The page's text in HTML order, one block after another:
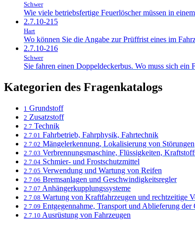
Schwer
Wie viele betriebsfertige Feuerlöscher müssen in
2.7.10-215
Hart
Wo können Sie die Angabe zur Prüffrist eines im
2.7.10-216
Schwer
Sie fahren einen Doppeldeckerbus. Wo muss sich ein
Kategorien des Fragenkatalogs
1 Grundstoff
2 Zusatzstoff
2.7 Technik
2.7.01 Fahrbetrieb, Fahrphysik, Fahrtechnik
2.7.02 Mängelerkennung, Lokalisierung von Störungen
2.7.03 Verbrennungsmaschine, Flüssigkeiten,
2.7.04 Schmier- und Frostschutzmittel
2.7.05 Verwendung und Wartung von Reifen
2.7.06 Bremsanlagen und Geschwindigkeitsregler
2.7.07 Anhängerkupplungssysteme
2.7.08 Wartung von Kraftfahrzeugen und rechtzeitige
2.7.09 Entgegennahme, Transport und Ablieferung der
2.7.10 Ausrüstung von Fahrzeugen